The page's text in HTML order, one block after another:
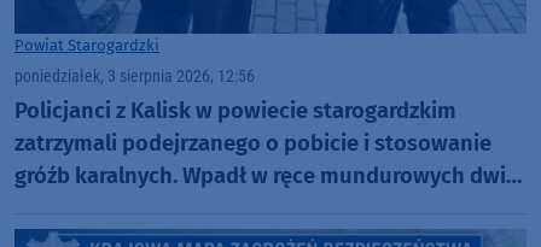
Powiat Starogardzki
poniedziałek, 3 sierpnia 2026, 12:56
Policjanci z Kalisk w powiecie starogardzkim
zatrzymali podejrzanego o pobicie i stosowanie
gróźb karalnych. Wpadł w ręce mundurowych dwie